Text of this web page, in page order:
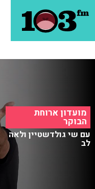
מועדון ארוחת
הבוקר
עם שי גולדשטיין ולאה
לב